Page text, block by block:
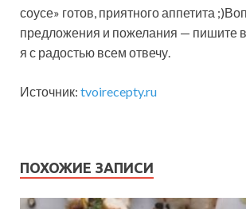
соусе» готов, приятного аппетита
предложения и пожелания — пишите
я с радостью всем отвечу.
Источник: tvoirecepty.ru
ПОХОЖИЕ ЗАПИСИ